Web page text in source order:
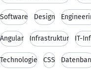
Software Design
Angular Infrastruktur IT-
Technologie CSS